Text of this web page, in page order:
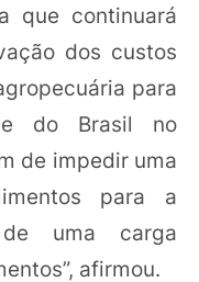
que continuará
dos custos
para
do Brasil no
de impedir uma
para a
uma carga
afirmou.